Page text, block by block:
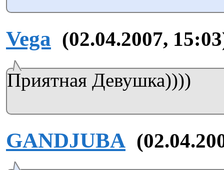
Vega (02.04.2007,
Приятная Девушка))))
GANDJUBA